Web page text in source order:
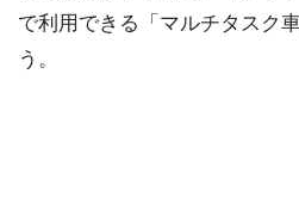
で利用できる「マルチタスク
う。